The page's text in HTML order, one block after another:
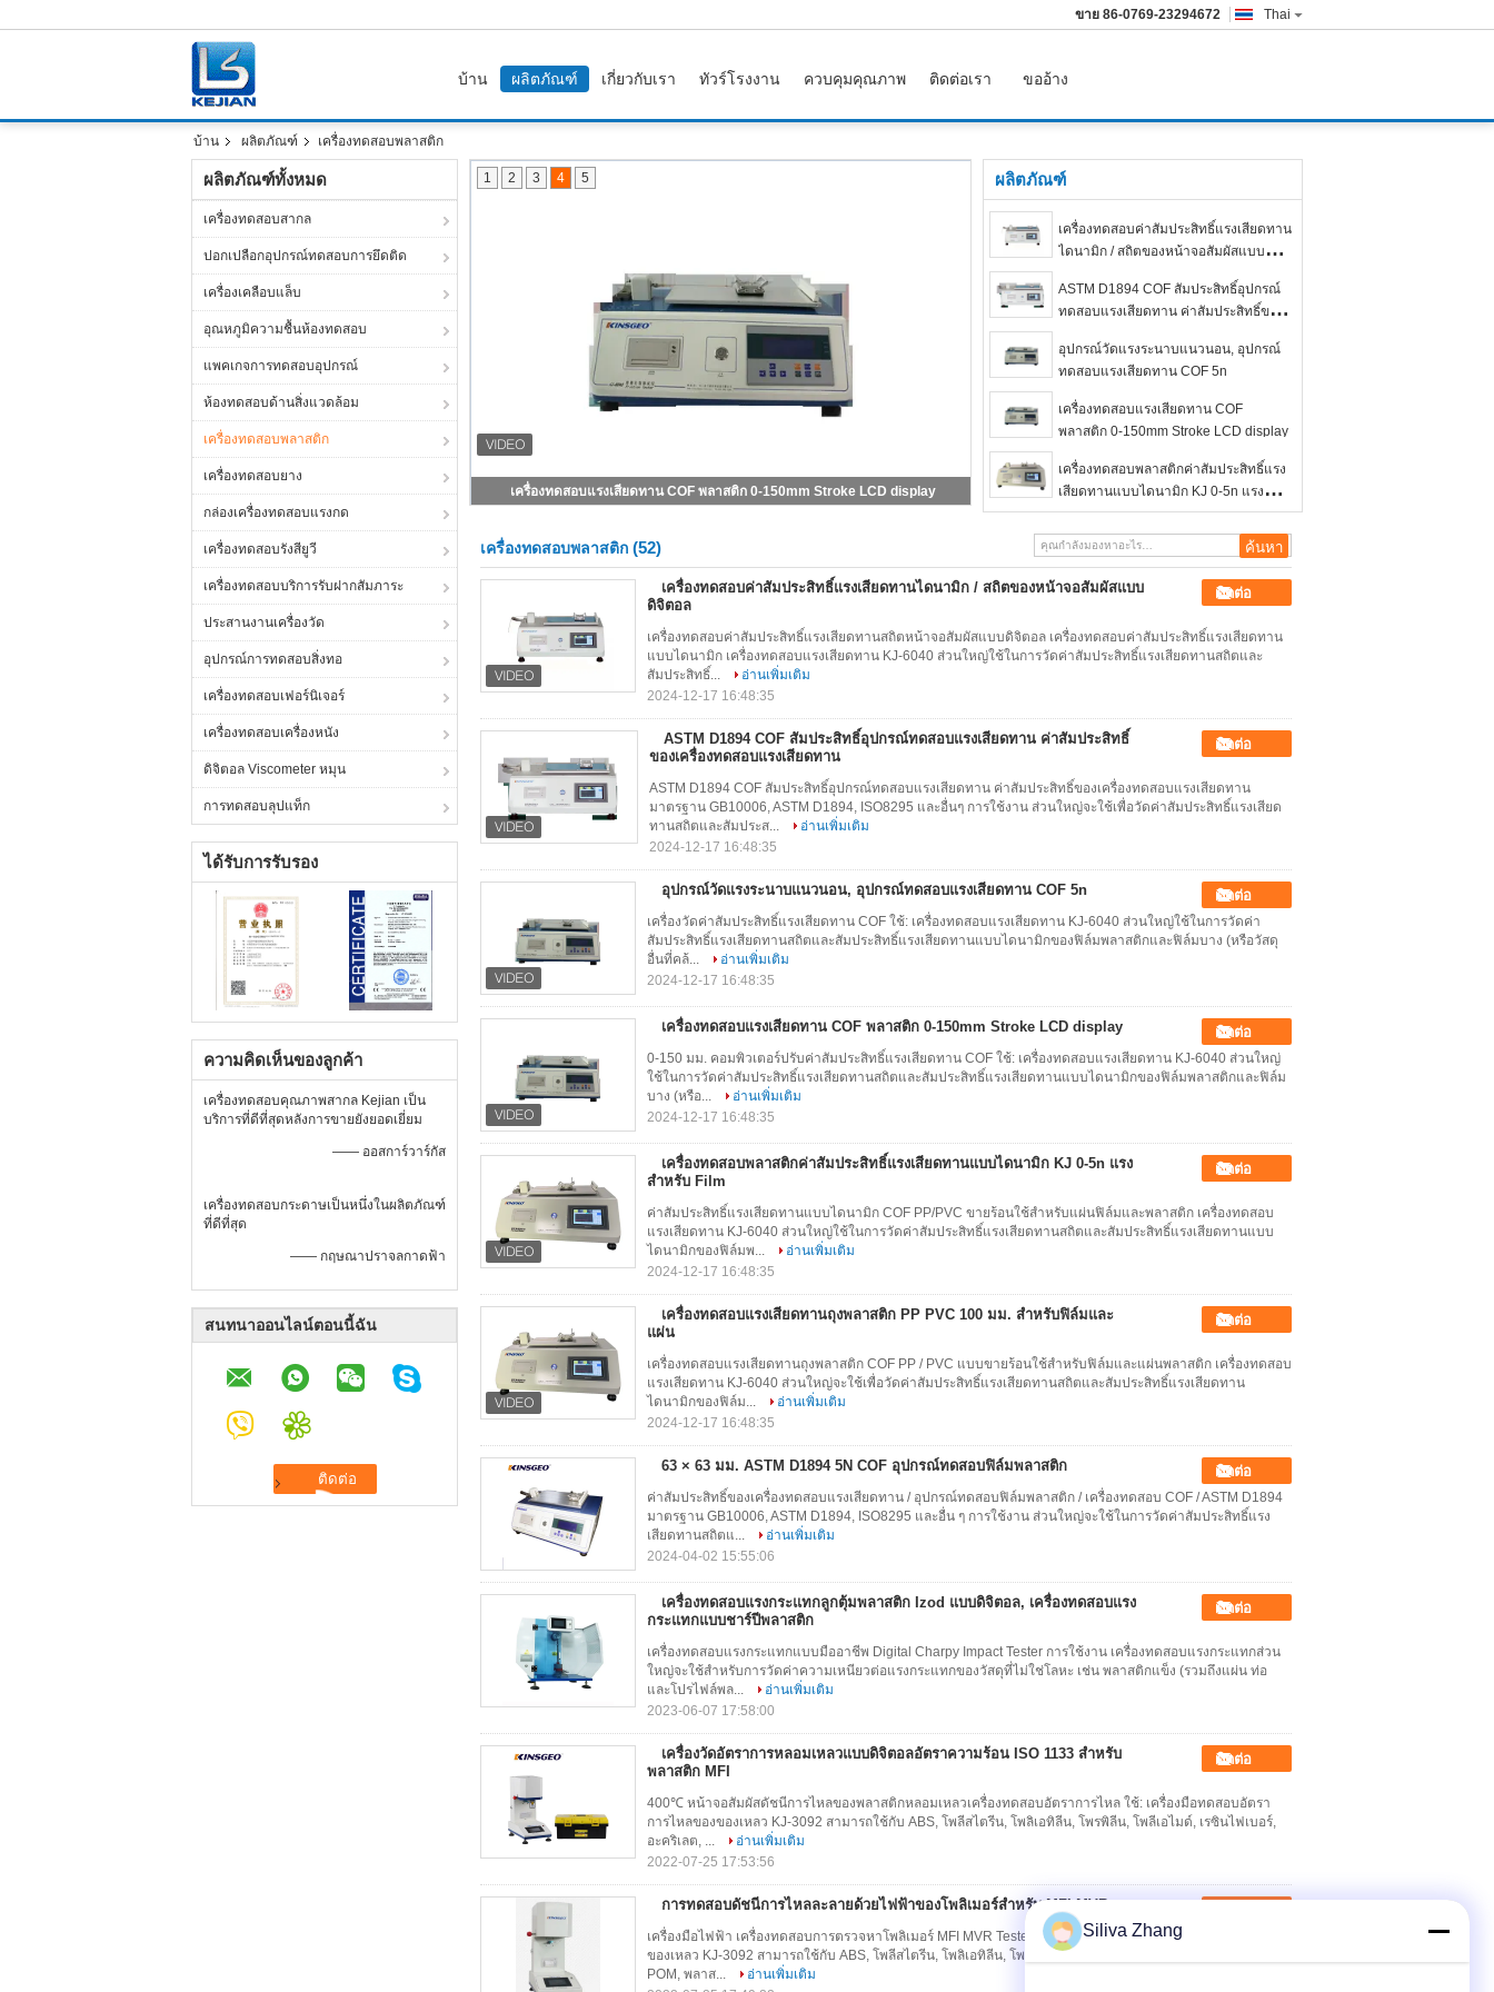
Thai
ขาย 86-0769-23294672
บ้าน ผลิตภัณฑ์ เกี่ยวกับเรา ทัวร์โรงงาน ควบคุมคุณภาพ ติดต่อเรา ขออ้าง
บ้าน ผลิตภัณฑ์ เครื่องทดสอบพลาสติก
ผลิตภัณฑ์ทั้งหมด
เครื่องทดสอบสากล
ปอกเปลือกอุปกรณ์ทดสอบการยึดติด
เครื่องเคลือบแล็บ
อุณหภูมิความชื้นห้องทดสอบ
แพคเกจการทดสอบอุปกรณ์
ห้องทดสอบด้านสิ่งแวดล้อม
เครื่องทดสอบพลาสติก
เครื่องทดสอบยาง
กล่องเครื่องทดสอบแรงกด
เครื่องทดสอบรังสียูวี
เครื่องทดสอบบริการรับฝากสัมภาระ
ประสานงานเครื่องวัด
อุปกรณ์การทดสอบสิ่งทอ
เครื่องทดสอบเฟอร์นิเจอร์
เครื่องทดสอบเครื่องหนัง
ดิจิตอล Viscometer หมุน
การทดสอบลุปแท็ก
ได้รับการรับรอง
ความคิดเห็นของลูกค้า
เครื่องทดสอบคุณภาพสากล Kejian เป็น
บริการที่ดีที่สุดหลังการขายยังยอดเยี่ยม
—— ออสการ์วาร์กัส
เครื่องทดสอบกระดาษเป็นหนึ่งในผลิตภัณฑ์
ที่ดีที่สุด
—— กฤษณาปราจลกาดฟ้า
สนทนาออนไลน์ตอนนี้ฉัน
เครื่องทดสอบแรงเสียดทาน COF พลาสติก 0-150mm Stroke LCD display
1 2 3 4 5 ผลิตภัณฑ์
เครื่องทดสอบค่าสัมประสิทธิ์แรงเสียดทาน
ไดนามิก / สถิตของหน้าจอสัมผัสแบบ
ASTM D1894 COF สัมประสิทธิ์อุปกรณ์
ทดสอบแรงเสียดทาน ค่าสัมประสิทธิ์ของ
อุปกรณ์วัดแรงระนาบแนวนอน, อุปกรณ์
ทดสอบแรงเสียดทาน COF 5n
เครื่องทดสอบแรงเสียดทาน COF
พลาสติก 0-150mm Stroke LCD display
เครื่องทดสอบพลาสติกค่าสัมประสิทธิ์แรง
เสียดทานแบบไดนามิก KJ 0-5n แรง
สำหรับ Film
เครื่องทดสอบพลาสติก (52)
เครื่องทดสอบค่าสัมประสิทธิ์แรงเสียดทานไดนามิก / สถิตของหน้าจอสัมผัสแบบ
ดิจิตอล
ติดต่อ
เครื่องทดสอบค่าสัมประสิทธิ์แรงเสียดทานสถิตหน้าจอสัมผัสแบบดิจิตอล เครื่องทดสอบค่าสัมประสิทธิ์แรงเสียดทาน
แบบไดนามิก เครื่องทดสอบแรงเสียดทาน KJ-6040 ส่วนใหญ่ใช้ในการวัดค่าสัมประสิทธิ์แรงเสียดทานสถิตและ
สัมประสิทธิ์...
อ่านเพิ่มเติม
2024-12-17 16:48:35
ASTM D1894 COF สัมประสิทธิ์อุปกรณ์ทดสอบแรงเสียดทาน ค่าสัมประสิทธิ์
ของเครื่องทดสอบแรงเสียดทาน
ติดต่อ
ASTM D1894 COF สัมประสิทธิ์อุปกรณ์ทดสอบแรงเสียดทาน ค่าสัมประสิทธิ์ของเครื่องทดสอบแรงเสียดทาน
มาตรฐาน GB10006, ASTM D1894, ISO8295 และอื่นๆ การใช้งาน ส่วนใหญ่จะใช้เพื่อวัดค่าสัมประสิทธิ์แรงเสียด
ทานสถิตและสัมประส...
อ่านเพิ่มเติม
2024-12-17 16:48:35
อุปกรณ์วัดแรงระนาบแนวนอน, อุปกรณ์ทดสอบแรงเสียดทาน COF 5n ติดต่อ
เครื่องวัดค่าสัมประสิทธิ์แรงเสียดทาน COF ใช้: เครื่องทดสอบแรงเสียดทาน KJ-6040 ส่วนใหญ่ใช้ในการวัดค่า
สัมประสิทธิ์แรงเสียดทานสถิตและสัมประสิทธิ์แรงเสียดทานแบบไดนามิกของฟิล์มพลาสติกและฟิล์มบาง (หรือวัสดุ
อื่นที่คล้...
อ่านเพิ่มเติม
2024-12-17 16:48:35
เครื่องทดสอบแรงเสียดทาน COF พลาสติก 0-150mm Stroke LCD display ติดต่อ
0-150 มม. คอมพิวเตอร์ปรับค่าสัมประสิทธิ์แรงเสียดทาน COF ใช้: เครื่องทดสอบแรงเสียดทาน KJ-6040 ส่วนใหญ่
ใช้ในการวัดค่าสัมประสิทธิ์แรงเสียดทานสถิตและสัมประสิทธิ์แรงเสียดทานแบบไดนามิกของฟิล์มพลาสติกและฟิล์ม
บาง (หรือ...
อ่านเพิ่มเติม
2024-12-17 16:48:35
เครื่องทดสอบพลาสติกค่าสัมประสิทธิ์แรงเสียดทานแบบไดนามิก KJ 0-5n แรง
สำหรับ Film
ติดต่อ
ค่าสัมประสิทธิ์แรงเสียดทานแบบไดนามิก COF PP/PVC ขายร้อนใช้สำหรับแผ่นฟิล์มและพลาสติก เครื่องทดสอบ
แรงเสียดทาน KJ-6040 ส่วนใหญ่ใช้ในการวัดค่าสัมประสิทธิ์แรงเสียดทานสถิตและสัมประสิทธิ์แรงเสียดทานแบบ
ไดนามิกของฟิล์มพ...
อ่านเพิ่มเติม
2024-12-17 16:48:35
เครื่องทดสอบแรงเสียดทานถุงพลาสติก PP PVC 100 มม. สำหรับฟิล์มและ
แผ่น
ติดต่อ
เครื่องทดสอบแรงเสียดทานถุงพลาสติก COF PP / PVC แบบขายร้อนใช้สำหรับฟิล์มและแผ่นพลาสติก เครื่องทดสอบ
แรงเสียดทาน KJ-6040 ส่วนใหญ่จะใช้เพื่อวัดค่าสัมประสิทธิ์แรงเสียดทานสถิตและสัมประสิทธิ์แรงเสียดทาน
ไดนามิกของฟิล์ม...
อ่านเพิ่มเติม
2024-12-17 16:48:35
63 × 63 มม. ASTM D1894 5N COF อุปกรณ์ทดสอบฟิล์มพลาสติก ติดต่อ
ค่าสัมประสิทธิ์ของเครื่องทดสอบแรงเสียดทาน / อุปกรณ์ทดสอบฟิล์มพลาสติก / เครื่องทดสอบ COF / ASTM D1894
มาตรฐาน GB10006, ASTM D1894, ISO8295 และอื่น ๆ การใช้งาน ส่วนใหญ่จะใช้ในการวัดค่าสัมประสิทธิ์แรง
เสียดทานสถิตแ...
อ่านเพิ่มเติม
2024-04-02 15:55:06
เครื่องทดสอบแรงกระแทกลูกตุ้มพลาสติก Izod แบบดิจิตอล, เครื่องทดสอบแรง
กระแทกแบบชาร์ปีพลาสติก
ติดต่อ
เครื่องทดสอบแรงกระแทกแบบมืออาชีพ Digital Charpy Impact Tester การใช้งาน เครื่องทดสอบแรงกระแทกส่วน
ใหญ่จะใช้สำหรับการวัดค่าความเหนียวต่อแรงกระแทกของวัสดุที่ไม่ใช่โลหะ เช่น พลาสติกแข็ง (รวมถึงแผ่น ท่อ
และโปรไฟล์พล...
อ่านเพิ่มเติม
2023-06-07 17:58:00
เครื่องวัดอัตราการหลอมเหลวแบบดิจิตอลอัตราความร้อน ISO 1133 สำหรับ
พลาสติก MFI
ติดต่อ
400℃ หน้าจอสัมผัสดัชนีการไหลของพลาสติกหลอมเหลวเครื่องทดสอบอัตราการไหล ใช้: เครื่องมือทดสอบอัตรา
การไหลของของเหลว KJ-3092 สามารถใช้กับ ABS, โพลีสไตรีน, โพลิเอทิลีน, โพรพิลีน, โพลีเอไมด์, เรซินไฟเบอร์,
อะคริเลต, ...
อ่านเพิ่มเติม
2022-07-25 17:53:56
การทดสอบดัชนีการไหลละลายด้วยไฟฟ้าของโพลิเมอร์สำหรับ MFI MVR
เครื่องมือไฟฟ้า เครื่องทดสอบการตรวจหาโพลิเมอร์ MFI MVR Tester ใช้: เครื่องมือทดสอบอัตราการไหลของ
ของเหลว KJ-3092 สามารถใช้กับ ABS, โพลีสไตรีน, โพลิเอทิลีน, โพรพิลีน, โพลีเอไมด์, เรซินไฟเบอร์, อะคริเลต,
POM, พลาส...
อ่านเพิ่มเติม
Siliva Zhang